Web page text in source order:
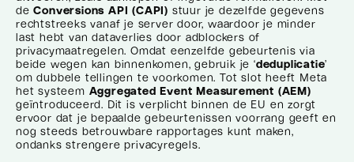
deConversions API (CAPI) stuur je dezelfde gegevens
rechtstreeks vanaf je server door, waardoor je minder
last hebt van dataverlies door adblockers of
privacymaatregelen. Omdat eenzelfde gebeurtenis via
beide wegen kan binnenkomen, gebruik je ‘deduplicatie’
om dubbele tellingen te voorkomen. Tot slot heeft Meta
het systeem Aggregated Event Measurement (AEM)
geïntroduceerd. Dit is verplicht binnen de EU en zorgt
ervoor dat je bepaalde gebeurtenissen voorrang geeft en
nog steeds betrouwbare rapportages kunt maken,
ondanks strengere privacyregels.